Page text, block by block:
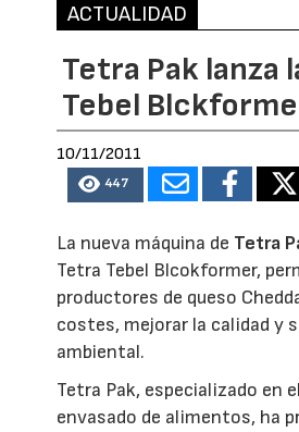
ACTUALIDAD
Tetra Pak lanza
Tebel
10/11/2011
447
La nueva máquina de Tetra
Tetra Tebel Blcokformer,
productores de queso
costes, mejorar la calidad y
ambiental.
Tetra Pak, especializado en
envasado de alimentos, ha